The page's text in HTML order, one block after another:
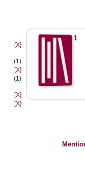
[X]
(1)
[X]
(1)
[X]
[X]
1